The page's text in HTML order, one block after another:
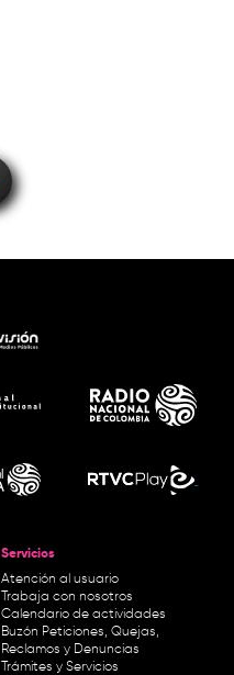
Servicios
Atención al usuario
Trabaja con nosotros
Calendario de actividades
Buzón Peticiones, Quejas,
Reclamos y Denuncias
Trámites y Servicios